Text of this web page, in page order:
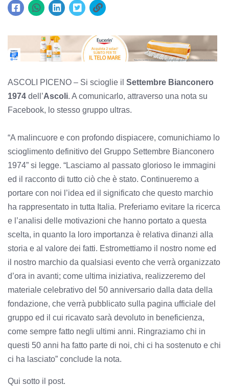
ASCOLI PICENO – Si scioglie il Settembre Bianconero
1974 dell’Ascoli. A comunicarlo, attraverso una nota su
Facebook, lo stesso gruppo ultras.
“A malincuore e con profondo dispiacere, comunichiamo lo
scioglimento definitivo del Gruppo Settembre Bianconero
1974” si legge. “Lasciamo al passato glorioso le immagini
ed il racconto di tutto ciò che è stato. Continueremo a
portare con noi l’idea ed il significato che questo marchio
ha rappresentato in tutta Italia. Preferiamo evitare la ricerca
e l’analisi delle motivazioni che hanno portato a questa
scelta, in quanto la loro importanza è relativa dinanzi alla
storia e al valore dei fatti. Estromettiamo il nostro nome ed
il nostro marchio da qualsiasi evento che verrà organizzato
d’ora in avanti; come ultima iniziativa, realizzeremo del
materiale celebrativo del 50 anniversario dalla data della
fondazione, che verrà pubblicato sulla pagina ufficiale del
gruppo ed il cui ricavato sarà devoluto in beneficienza,
come sempre fatto negli ultimi anni. Ringraziamo chi in
questi 50 anni ha fatto parte di noi, chi ci ha sostenuto e chi
ci ha lasciato” conclude la nota.
Qui sotto il post.